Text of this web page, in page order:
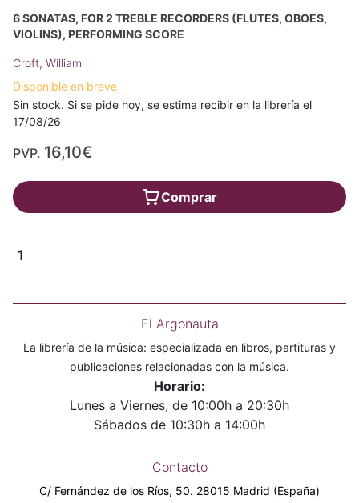
6 SONATAS, FOR 2 TREBLE RECORDERS (FLUTES, OBOES,
VIOLINS), PERFORMING SCORE
Croft, William
Disponible en breve
Sin stock. Si se pide hoy, se estima recibir en la librería el
17/08/26
PVP. 16,10€
Comprar
1
El Argonauta
La librería de la música: especializada en libros, partituras y
publicaciones relacionadas con la música.
Horario:
Lunes a Viernes, de 10:00h a 20:30h
Sábados de 10:30h a 14:00h
Contacto
C/ Fernández de los Ríos, 50. 28015 Madrid (España)